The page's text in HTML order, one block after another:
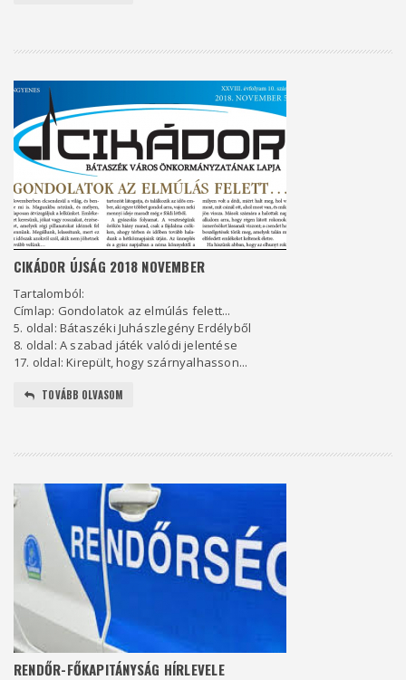
CIKÁDOR ÚJSÁG 2018 NOVEMBER
Tartalomból:
Címlap: Gondolatok az elmúlás felett...
5. oldal: Bátaszéki Juhászlegény Erdélyből
8. oldal: A szabad játék valódi jelentése
17. oldal: Kirepült, hogy szárnyalhasson...
TOVÁBB OLVASOM
RENDŐR-FŐKAPITÁNYSÁG HÍRLEVELE